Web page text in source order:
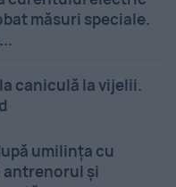
măsuri speciale.
caniculă la vijelii.
umilința cu
antrenorul și